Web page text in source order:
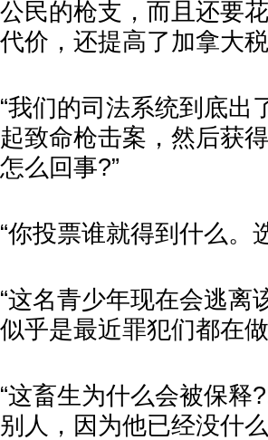
公民的枪支，而且还要
代价，还提高了加拿大
“我们的司法系统到底出
起致命枪击案，然后获
怎么回事?”
“你投票谁就得到什么。
“这名青少年现在会逃离
似乎是最近罪犯们都在
“这畜生为什么会被保
别人，因为他已经没什